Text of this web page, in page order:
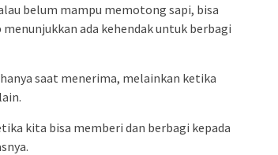
belum mampu memotong sapi, bisa
ada kehendak untuk berbagi
saat menerima, melainkan ketika
kita bisa memberi dan berbagi kepada